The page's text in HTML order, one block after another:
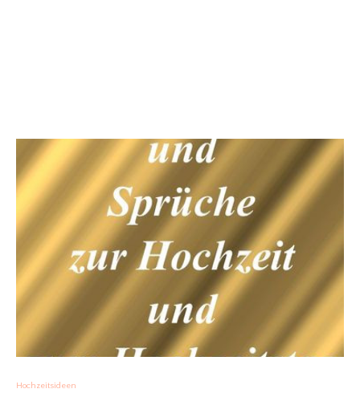
Hochzeitsideen